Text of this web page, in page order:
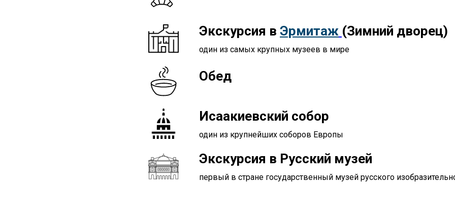
Экскурсия в Эрмитаж (Зимний дворец)
один из самых крупных музеев в мире
Обед
Исаакиевский собор
один из крупнейших соборов Европы
Экскурсия в Русский музей
первый в стране государственный музей русского